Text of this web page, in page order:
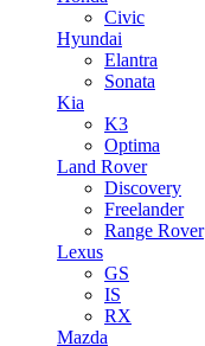
Civic
Hyundai
Elantra
Sonata
Kia
K3
Optima
Land Rover
Discovery
Freelander
Range Rover
Lexus
GS
IS
RX
Mazda